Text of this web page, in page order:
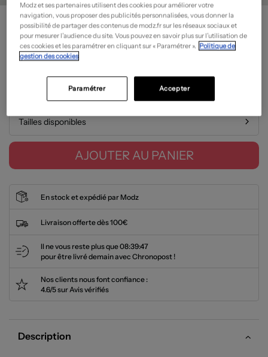
CONVERSE
Baskets- Outlet
33,00€
Guide des tailles
Tailles disponibles
AJOUTER AU PANIER
En stock et expédié par Modz
Livraison offerte dès 100€
Il ne vous reste plus que08:39:46
pour être livré demain avec Chronopost !
Nos clients nous font confiance :
4.6/5 sur Avis vérifiés
Description
Modz et ses partenaires utilisent des cookies pour améliorer votre
navigation, vous proposer des publicités personnalisées, vous donner la
possibilité de partager des contenus de modz.fr sur les réseaux sociaux et
pour mesurer l’audience du site. Vous pouvez en savoir plus sur l’utilisation de
ces cookies et les paramétrer en cliquant sur « Paramétrer ». Politique de
gestion des cookies
Accepter
Paramétrer